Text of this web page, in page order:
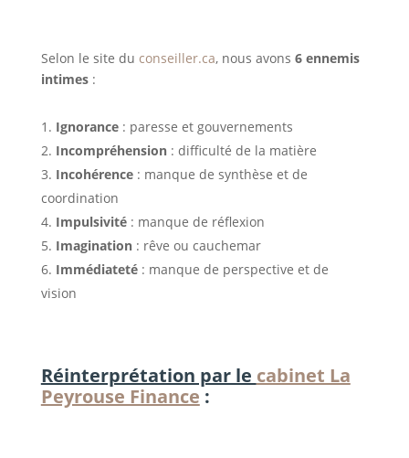
Selon le site du conseiller.ca, nous avons 6 ennemis
intimes:
Ignorance: paresse et gouvernements
Incompréhension: difficulté de la matière
Incohérence: manque de synthèse et de
coordination
Impulsivité: manque de réflexion
Imagination: rêve ou cauchemar
Immédiateté: manque de perspective et de
vision
Réinterprétation par le cabinet La
Peyrouse Finance :